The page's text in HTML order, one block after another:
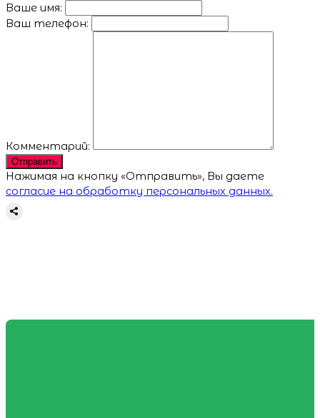
Ваше имя:
Ваш телефон:
Комментарий:
Отправить
Нажимая на кнопку «Отправить», Вы даете
согласие на обработку персональных данных.